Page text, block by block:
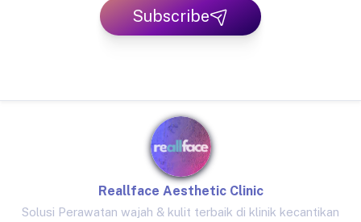
Subscribe
Reallface Aesthetic Clinic
Solusi Perawatan wajah & kulit terbaik di klinik kecantikan